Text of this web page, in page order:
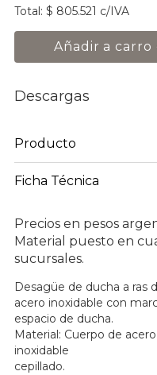
Desagüe de ducha a ras
acero inoxidable con
espacio de ducha.
Material: Cuerpo de
inoxidable
cepillado.
Total: $ 805.521 c/IVA
Añadir a carro
Descargas
Producto
Ficha Técnica
Precios en pesos
Material puesto en
sucursales.